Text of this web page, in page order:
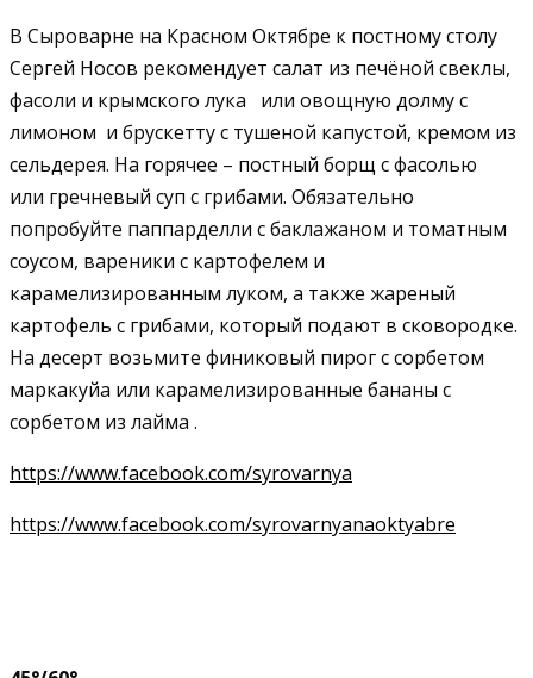
В Сыроварне на Красном Октябре к постному столу
Сергей Носов рекомендует салат из печёной свеклы,
фасоли и крымского лука или овощную долму с
лимоном и брускетту с тушеной капустой, кремом из
сельдерея. На горячее – постный борщ с фасолью
или гречневый суп с грибами. Обязательно
попробуйте паппарделли с баклажаном и томатным
соусом, вареники с картофелем и
карамелизированным луком, а также жареный
картофель с грибами, который подают в сковородке.
На десерт возьмите финиковый пирог с сорбетом
маркакуйа или карамелизированные бананы с
сорбетом из лайма .
https://www.facebook.com/syrovarnya
https://www.facebook.com/syrovarnyanaoktyabre